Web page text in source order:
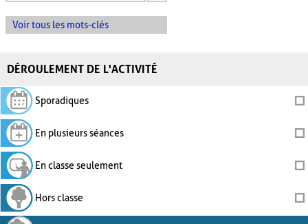
Voir tous les mots-clés
DÉROULEMENT DE L'ACTIVITÉ
Sporadiques
En plusieurs séances
En classe seulement
Hors classe